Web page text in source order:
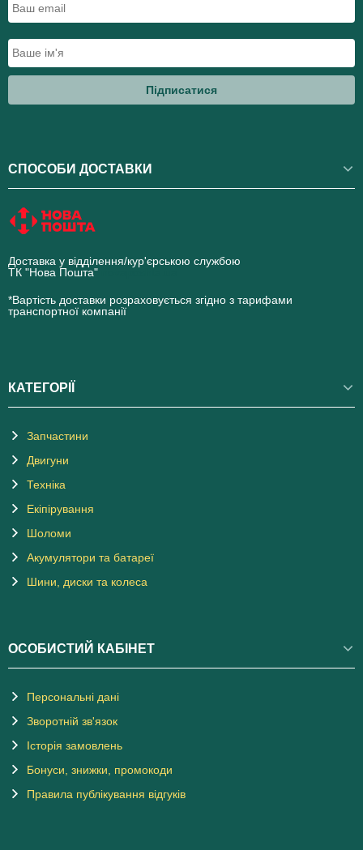
Підписатися
СПОСОБИ ДОСТАВКИ
Доставка у відділення/кур'єрською службою
ТК "Нова Пошта"
*Вартість доставки розраховується згідно з тарифами
транспортної компанії
КАТЕГОРІЇ
Запчастини
Двигуни
Техніка
Екіпірування
Шоломи
Акумулятори та батареї
Шини, диски та колеса
ОСОБИСТИЙ КАБІНЕТ
Персональні дані
Зворотній зв'язок
Історія замовлень
Бонуси, знижки, промокоди
Правила публікування відгуків